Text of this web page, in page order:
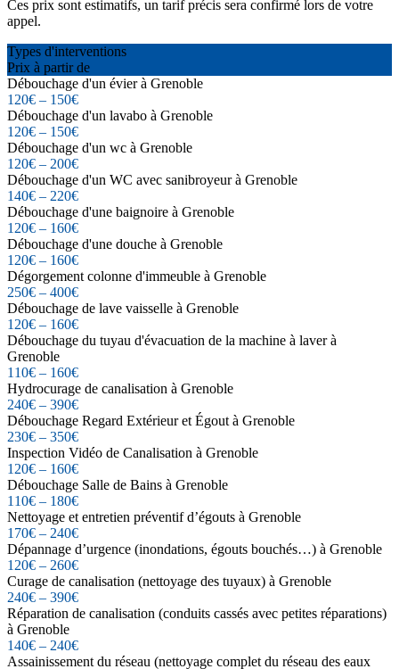
Ces prix sont estimatifs, un tarif précis sera confirmé lors de votre
appel.
Types d'interventions
Prix à partir de
Débouchage d'un évier à Grenoble
120€ – 150€
Débouchage d'un lavabo à Grenoble
120€ – 150€
Débouchage d'un wc à Grenoble
120€ – 200€
Débouchage d'un WC avec sanibroyeur à Grenoble
140€ – 220€
Débouchage d'une baignoire à Grenoble
120€ – 160€
Débouchage d'une douche à Grenoble
120€ – 160€
Dégorgement colonne d'immeuble à Grenoble
250€ – 400€
Débouchage de lave vaisselle à Grenoble
120€ – 160€
Débouchage du tuyau d'évacuation de la machine à laver à
Grenoble
110€ – 160€
Hydrocurage de canalisation à Grenoble
240€ – 390€
Débouchage Regard Extérieur et Égout à Grenoble
230€ – 350€
Inspection Vidéo de Canalisation à Grenoble
120€ – 160€
Débouchage Salle de Bains à Grenoble
110€ – 180€
Nettoyage et entretien préventif d’égouts à Grenoble
170€ – 240€
Dépannage d’urgence (inondations, égouts bouchés…) à Grenoble
120€ – 260€
Curage de canalisation (nettoyage des tuyaux) à Grenoble
240€ – 390€
Réparation de canalisation (conduits cassés avec petites réparations)
à Grenoble
140€ – 240€
Assainissement du réseau (nettoyage complet du réseau des eaux